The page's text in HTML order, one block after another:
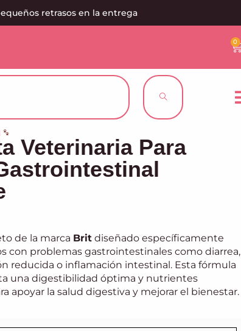
retrasos en la entrega
0
Veterinaria Para
de la marca Brit diseñado específicamente
con problemas gastrointestinales como diarrea,
reducida o inflamación intestinal. Esta fórmula
una digestibilidad óptima y nutrientes
apoyar la salud digestiva y mejorar el bienestar.